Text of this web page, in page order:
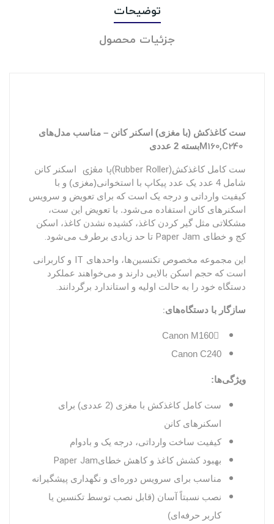
توضیحات
جزئیات محصول
ست کاغذکش (با مغزی) اسکنر کانن – مناسب مدل‌های
M160,C240بسته 2 عددی
ست کامل کاغذکشبا مغزی(Rubber Roller)
اسکنر کانن
شامل 4
عدد یک عدد پیکاپ با استخوانی(مغزی) و با
کیفیت وارداتی و درجه یک است که برای تعویض و سرویس
اسکنرهای کانن استفاده می‌شود. با تعویض این ست،
مشکلاتی مثل گیر کردن کاغذ، کشیده نشدن کاغذ، اسکن
کج و خطای Paper Jam تا حد زیادی برطرف می‌شود .
این مجموعه مخصوص تکنسین‌ها، واحدهای IT و کاربرانی
است که حجم اسکن بالایی دارند و می‌خواهند عملکرد
دستگاه خود را به حالت اولیه و استاندارد برگردانند .
سازگار با دستگاه‌های:
ِCanon M160
Canon C240
ویژگی‌ها:
ست کامل کاغذکش با مغزی (2
عددی) برای
اسکنرهای کانن
کیفیت ساخت وارداتی، درجه یک و بادوام
بهبود کشش کاغذ و کاهش خطایPaper Jam
مناسب برای سرویس دوره‌ای و نگهداری پیشگیرانه
نصب نسبتاً آسان (قابل نصب توسط تکنسین یا
کاربر حرفه‌ای)